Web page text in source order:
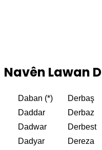
Navên Lawan D
Daban (*) Derbaş
Daddar
Derbaz
Dadwar
Derbest
Dadyar
Dereza